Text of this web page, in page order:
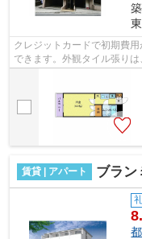
クレジットカードで初期費
できます。外観タイル張り
できます。周辺に駅が2つあ
賃貸 | アパート ブラン